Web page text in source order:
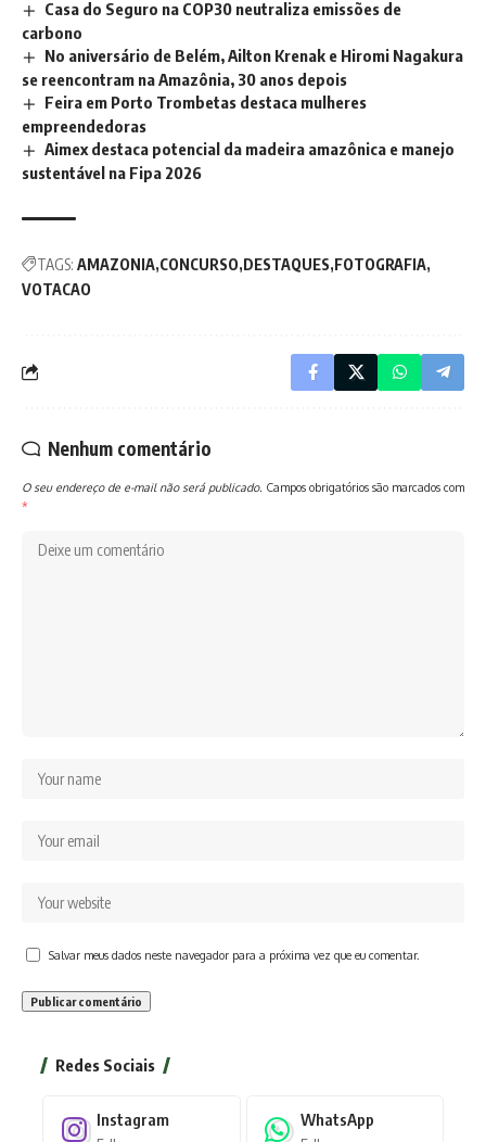
Casa do Seguro na COP30 neutraliza emissões de
carbono
No aniversário de Belém, Ailton Krenak e Hiromi Nagakura
se reencontram na Amazônia, 30 anos depois
Feira em Porto Trombetas destaca mulheres
empreendedoras
Aimex destaca potencial da madeira amazônica e manejo
sustentável na Fipa 2026
TAGS: AMAZONIA CONCURSO DESTAQUES FOTOGRAFIA
VOTACAO
Nenhum comentário
O seu endereço de e-mail não será publicado. Campos obrigatórios são marcados com
*
Salvar meus dados neste navegador para a próxima vez que eu comentar.
Redes Sociais
Instagram WhatsApp